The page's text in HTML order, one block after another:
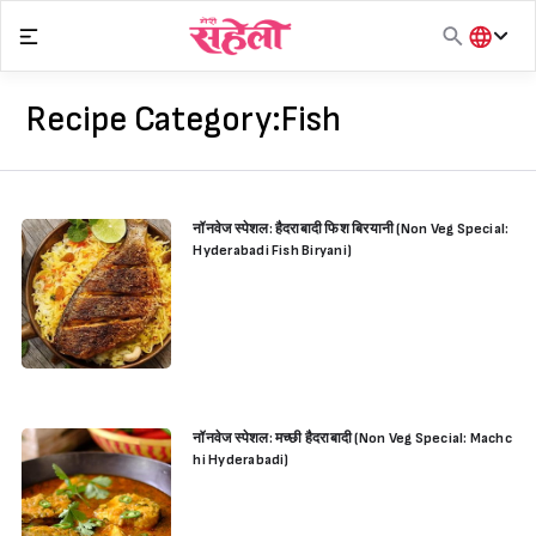
content
हिंदी
Recipe Category:Fish
नॉनवेज स्पेशल: हैदराबादी फिश बिरयानी (Non Veg Special:
Hyderabadi Fish Biryani)
नॉनवेज स्पेशल: मच्छी हैदराबादी (Non Veg Special: Machc
hi Hyderabadi)